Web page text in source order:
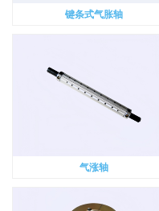
键条式气胀轴
气涨轴